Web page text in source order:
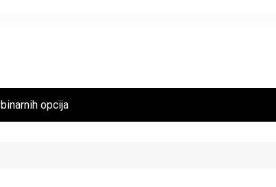
opcija